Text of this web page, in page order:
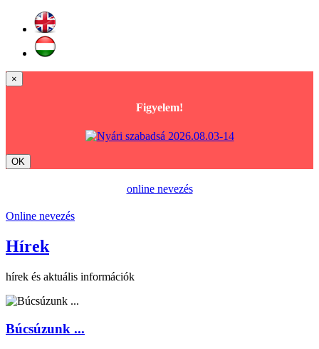
×
Figyelem!
OK
online nevezés
Online nevezés
Hírek
hírek és aktuális információk
Búcsúzunk ...